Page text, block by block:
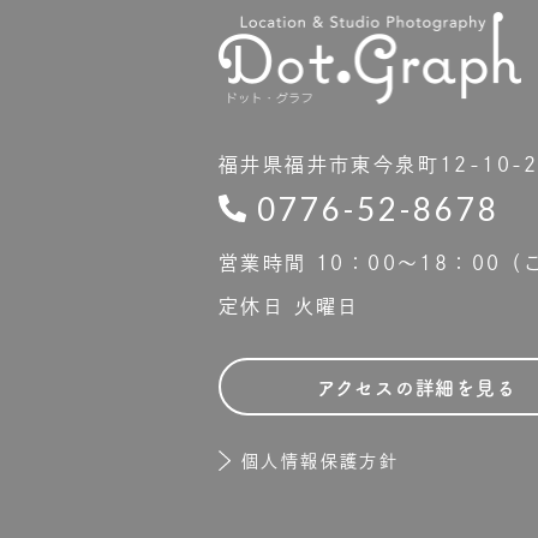
福井県福井市東今泉町12-10-2
0776-52-8678
営業時間 10：00〜18：00（ご
定休日 火曜日
アクセスの詳細を見る
個人情報保護方針